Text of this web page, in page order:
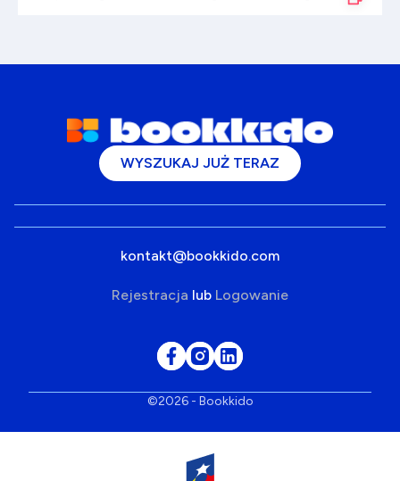
WYSZUKAJ JUŻ TERAZ
kontakt@bookkido.com
Rejestracja lub Logowanie
©2026 - Bookkido